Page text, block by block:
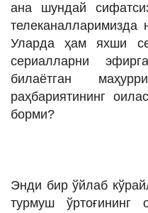
ана шундай
телеканалларимизда
Уларда ҳам яхши
сериалларни
билаётган
раҳбариятининг
борми?
Энди бир ўйлаб
турмуш